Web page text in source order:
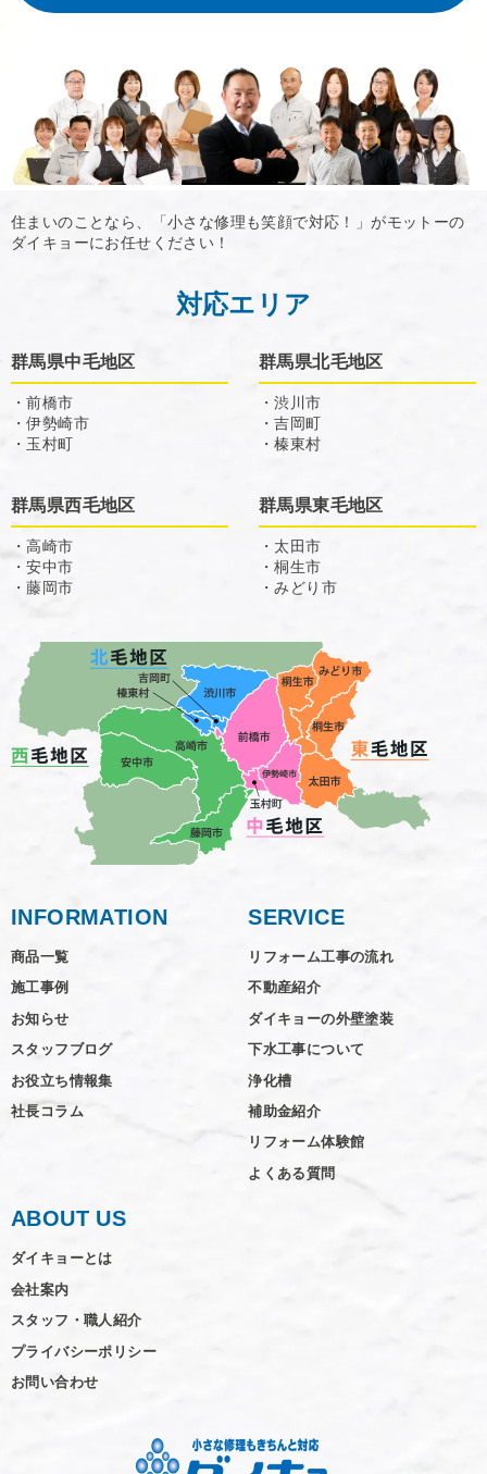
住まいのことなら、「小さな修理も笑顔で対応！」がモットーの
ダイキョーにお任せください！
対応エリア
群馬県中毛地区
・前橋市
・伊勢崎市
・玉村町
群馬県北毛地区
・渋川市
・吉岡町
・榛東村
群馬県西毛地区
・高崎市
・安中市
・藤岡市
群馬県東毛地区
・太田市
・桐生市
・みどり市
INFORMATION
商品一覧
施工事例
お知らせ
スタッフブログ
お役立ち情報集
社長コラム
SERVICE
リフォーム工事の流れ
不動産紹介
ダイキョーの外壁塗装
下水工事について
浄化槽
補助金紹介
リフォーム体験館
よくある質問
ABOUT US
ダイキョーとは
会社案内
スタッフ・職人紹介
プライバシーポリシー
お問い合わせ